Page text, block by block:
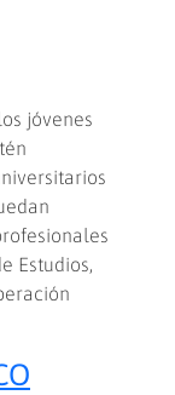
jóvenes
Estudios,